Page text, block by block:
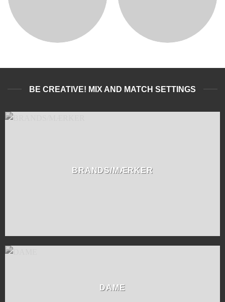
BE CREATIVE! MIX AND MATCH SETTINGS
BRANDS/MÆRKER
DAME